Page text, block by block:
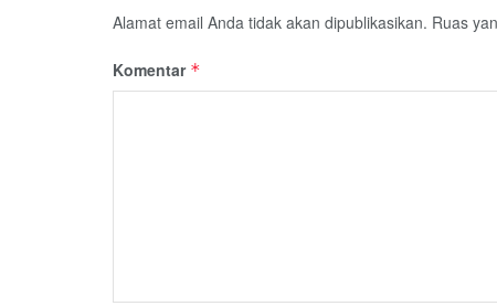
Alamat email Anda tidak akan dipublikasikan. Ruas
Komentar *